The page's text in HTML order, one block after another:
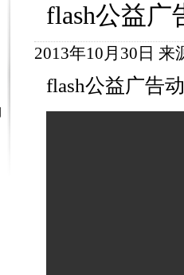
flash公益广
2013年10月30日 来
flash公益广告